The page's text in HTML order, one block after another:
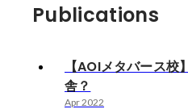
Publications
【AOIメタバース校
舎？
Apr 2022